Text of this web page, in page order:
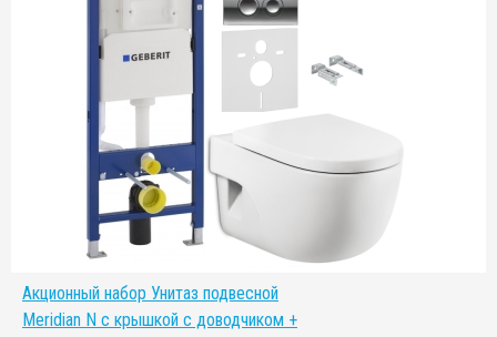
Акционный набор Унитаз подвесной
Meridian N с крышкой с доводчиком +